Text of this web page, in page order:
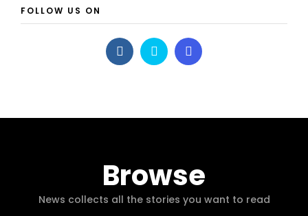
FOLLOW US ON
Browse
News collects all the stories you want to read